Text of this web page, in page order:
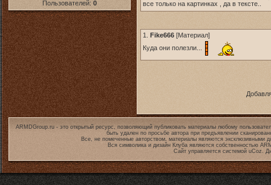
Пользователей: 0
все только на картинках , да в тексте..
1. Fike666 [Материал]
Куда они полезли...
ARMDGroup.ru - это открытый ресурс, позволяющий публиковать материалы любому
быть удален по просьбе автора при предъявлении
Все, не помеченные авторством, материалы являются эксклюзивными
Вся символика и дизайн Клуба являются собственностью
Сайт управляется системой uCoz.